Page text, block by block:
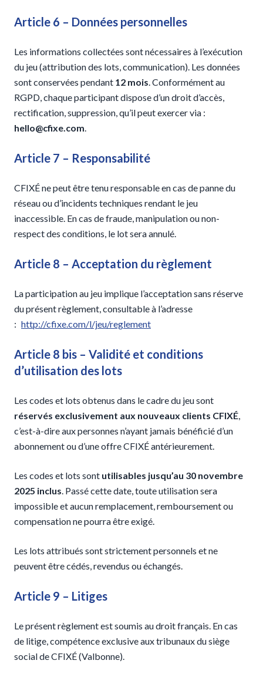
Article 6 – Données personnelles
Les informations collectées sont nécessaires à l’exécution
du jeu (attribution des lots, communication). Les données
sont conservées pendant 12 mois. Conformément au
RGPD, chaque participant dispose d’un droit d’accès,
rectification, suppression, qu’il peut exercer via :
hello@cfixe.com.
Article 7 – Responsabilité
CFIXÉ ne peut être tenu responsable en cas de panne du
réseau ou d’incidents techniques rendant le jeu
inaccessible. En cas de fraude, manipulation ou non-
respect des conditions, le lot sera annulé.
Article 8 – Acceptation du règlement
La participation au jeu implique l’acceptation sans réserve
du présent règlement, consultable à l’adresse
: http://cfixe.com/l/jeu/reglement
Article 8 bis – Validité et conditions
d’utilisation des lots
Les codes et lots obtenus dans le cadre du jeu sont
réservés exclusivement aux nouveaux clients CFIXÉ,
c’est-à-dire aux personnes n’ayant jamais bénéficié d’un
abonnement ou d’une offre CFIXÉ antérieurement.
Les codes et lots sont utilisables jusqu’au 30 novembre
2025 inclus. Passé cette date, toute utilisation sera
impossible et aucun remplacement, remboursement ou
compensation ne pourra être exigé.
Les lots attribués sont strictement personnels et ne
peuvent être cédés, revendus ou échangés.
Article 9 – Litiges
Le présent règlement est soumis au droit français. En cas
de litige, compétence exclusive aux tribunaux du siège
social de CFIXÉ (Valbonne).